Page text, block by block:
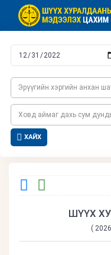
Эрүүгийн хэргийн анхан
Ховд аймаг дахь сум
ХАЙХ
ШҮҮХ
(